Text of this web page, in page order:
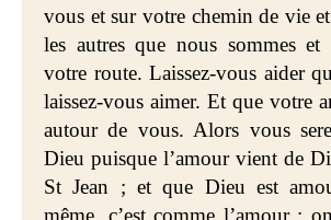
vous et sur votre chemin de vie
les autres que nous sommes
votre route. Laissez-vous aider
laissez-vous aimer. Et que votre
autour de vous. Alors vous
Dieu puisque l’amour vient de
St Jean ; et que Dieu est
même, c’est comme l’amour :